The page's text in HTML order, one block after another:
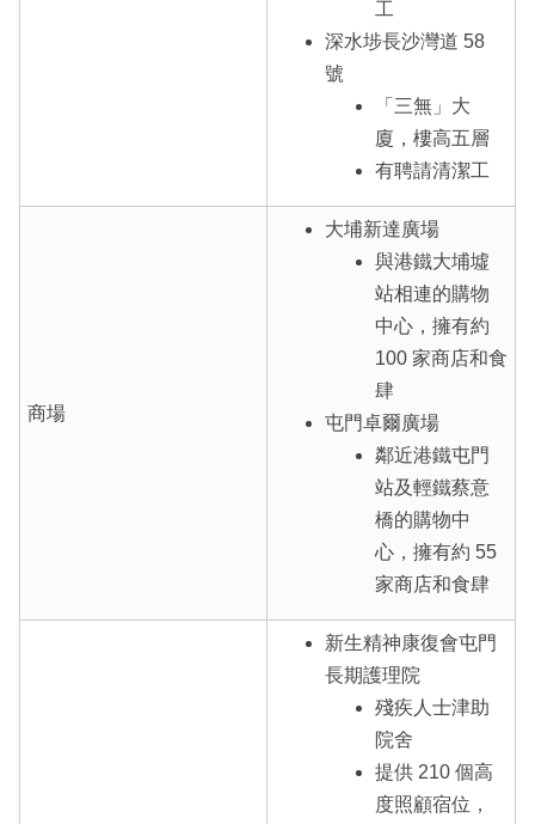
工
深水埗長沙灣道 58
號
「三無」大
廈，樓高五層
有聘請清潔工
商場
大埔新達廣場
與港鐵大埔墟
站相連的購物
中心，擁有約
100 家商店和食
肆
屯門卓爾廣場
鄰近港鐵屯門
站及輕鐵蔡意
橋的購物中
心，擁有約 55
家商店和食肆
新生精神康復會屯門
長期護理院
殘疾人士津助
院舍
提供 210 個高
度照顧宿位，